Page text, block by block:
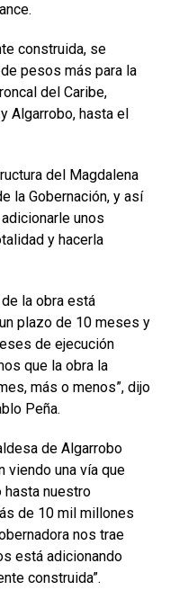
construida, se
pesos más para la
del Caribe,
Algarrobo, hasta el
del Magdalena
la Gobernación, y así
unos
y hacerla
la obra está
plazo de 10 meses y
de ejecución
que la obra la
más o menos”, dijo
Peña.
de Algarrobo
viendo una vía que
hasta nuestro
de 10 mil millones
nos trae
está adicionando
construida”.